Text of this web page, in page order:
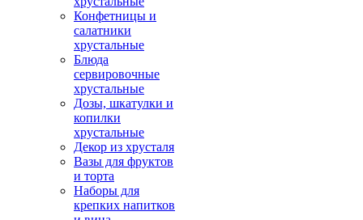
Конфетницы и
салатники
хрустальные
Блюда
сервировочные
хрустальные
Дозы, шкатулки и
копилки
хрустальные
Декор из хрусталя
Вазы для фруктов
и торта
Наборы для
крепких напитков